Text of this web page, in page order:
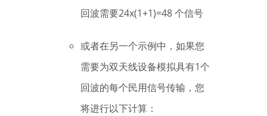
回波需要24x(1+1)=48 个信号
或者在另一个示例中，如果您
需要为双天线设备模拟具有1个
回波的每个民用信号传输，您
将进行以下计算：